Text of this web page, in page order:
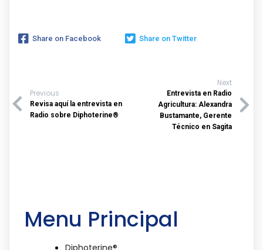
Share on Facebook Share on Twitter
Previous
Revisa aquí la entrevista en
Radio sobre Diphoterine®
Next
Entrevista en Radio
Agricultura: Alexandra
Bustamante, Gerente
Técnico en Sagita
Menu Principal